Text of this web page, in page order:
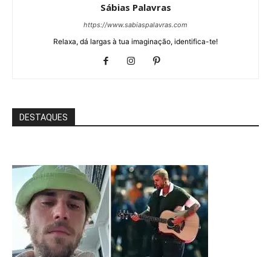
Sábias Palavras
https://www.sabiaspalavras.com
Relaxa, dá largas à tua imaginação, identifica-te!
DESTAQUES